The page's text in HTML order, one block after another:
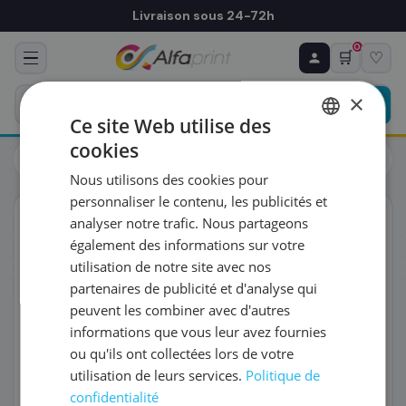
Livraison sous 24-72h
🛒
0
♡
Toners
Brother
ORIGINAL
♻ COMMANDE RÉCURRENTE
Prévoyez & économisez
Programmez votre prochain achat — notre équipe
vous prépare un devis personnalisé
RÉFÉRENCE DU PRODUIT
FRÉQUENCE
QUANTITÉ PAR LIVRAISON
DATE DE PREMIÈRE LIVRAISON SOUHAITÉE
×
Ce site Web utilise des
cookies
Nous utilisons des cookies pour
personnaliser le contenu, les publicités et
analyser notre trafic. Nous partageons
également des informations sur votre
utilisation de notre site avec nos
partenaires de publicité et d'analyse qui
peuvent les combiner avec d'autres
informations que vous leur avez fournies
ou qu'ils ont collectées lors de votre
utilisation de leurs services. Politique de
confidentialité